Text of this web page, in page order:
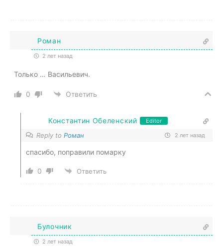
Роман
2 лет назад
Только … Васильевич.
0 Ответить
Константин Обеленский Editor
Reply to Роман 2 лет назад
спасибо, поправили помарку
0 Ответить
Булочник
2 лет назад